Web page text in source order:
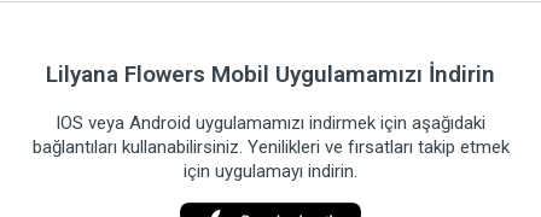
Lilyana Flowers Mobil Uygulamamızı İndirin
IOS veya Android uygulamamızı indirmek için aşağıdaki
bağlantıları kullanabilirsiniz. Yenilikleri ve fırsatları takip etmek
için uygulamayı indirin.